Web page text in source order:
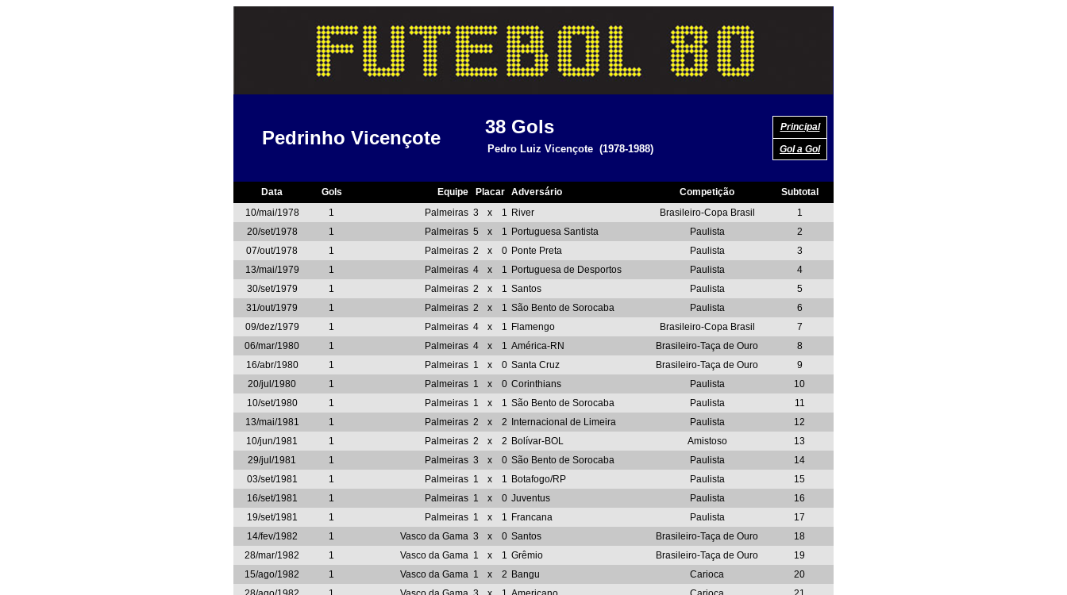
Pedrinho Vicençote
38 Gols Principal
Pedro Luiz Vicençote (1978-1988) Gol a Gol
Data Gols Equipe Placar Adversário Competição
Subtotal
10/mai/1978
1 Palmeiras 3 x 1 River Brasileiro-Copa Brasil
1
20/set/1978
1 Palmeiras 5 x 1 Portuguesa Santista Paulista
2
07/out/1978
1 Palmeiras 2 x 0 Ponte Preta Paulista
3
13/mai/1979
1 Palmeiras 4 x 1 Portuguesa de Desportos Paulista
4
30/set/1979
1 Palmeiras 2 x 1 Santos Paulista
5
31/out/1979
1 Palmeiras 2 x 1 São Bento de Sorocaba Paulista
6
09/dez/1979
1 Palmeiras 4 x 1 Flamengo Brasileiro-Copa Brasil
7
06/mar/1980
1 Palmeiras 4 x 1 América-RN Brasileiro-Taça de Ouro
8
16/abr/1980
1 Palmeiras 1 x 0 Santa Cruz Brasileiro-Taça de Ouro
9
20/jul/1980
1 Palmeiras 1 x 0 Corinthians Paulista
10
10/set/1980
1 Palmeiras 1 x 1 São Bento de Sorocaba Paulista
11
13/mai/1981
1 Palmeiras 2 x 2 Internacional de Limeira Paulista
12
10/jun/1981
1 Palmeiras 2 x 2 Bolívar-BOL Amistoso
13
29/jul/1981
1 Palmeiras 3 x 0 São Bento de Sorocaba Paulista
14
03/set/1981
1 Palmeiras 1 x 1 Botafogo/RP Paulista
15
16/set/1981
1 Palmeiras 1 x 0 Juventus Paulista
16
19/set/1981
1 Palmeiras 1 x 1 Francana Paulista
17
14/fev/1982
1 Vasco da Gama 3 x 0 Santos Brasileiro-Taça de Ouro
18
28/mar/1982
1 Vasco da Gama 1 x 1 Grêmio Brasileiro-Taça de Ouro
19
15/ago/1982
1 Vasco da Gama 1 x 2 Bangu Carioca
20